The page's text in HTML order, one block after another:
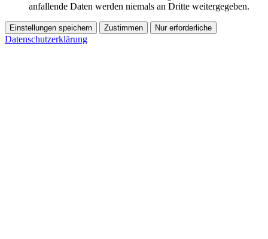
anfallende Daten werden niemals an Dritte weitergegeben.
Einstellungen speichern Zustimmen Nur erforderliche
Datenschutzerklärung